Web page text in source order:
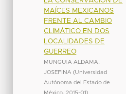
MAÍCES MEXICANOS
FRENTE AL CAMBIO
CLIMÁTICO EN DOS
LOCALIDADES DE
GUERREO
MUNGUIA ALDAMA,
JOSEFINA (Universidad
Autónoma del Estado de
México, 2015-01)